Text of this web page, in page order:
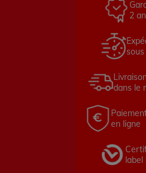
2
dans le
en ligne
label